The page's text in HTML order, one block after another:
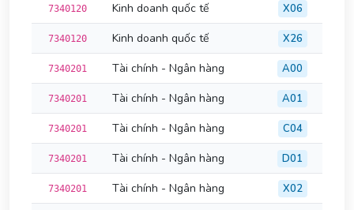
7340120 Kinh doanh quốc tế X06
7340120 Kinh doanh quốc tế X26
7340201 Tài chính - Ngân hàng A00
7340201 Tài chính - Ngân hàng A01
7340201 Tài chính - Ngân hàng C04
7340201 Tài chính - Ngân hàng D01
7340201 Tài chính - Ngân hàng X02